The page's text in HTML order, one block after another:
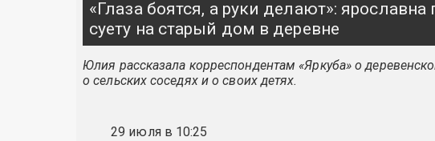
«Глаза боятся, а руки делают»:
суету на старый дом в деревне
Юлия рассказала корреспондентам «Яркуба» о
о сельских соседях и о своих детях.
29 июля в 10:25